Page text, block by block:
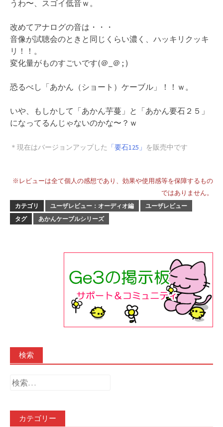
うわ〜、スゴイ低音ｗ。
改めてアナログの音は・・・
音像が試聴会のときと同じくらい濃く、ハッキリクッキ
リ！！。
変化量がものすごいです(＠_＠ ; )
恐るべし「あかん（ショート）ケーブル」！！ｗ。
いや、もしかして「あかん芋蔓」と「あかん要石２５」
になってるんじゃないのかな〜？ｗ
＊現在はバージョンアップした 「要石125」 を販売中です
※レビューは全て個人の感想であり、効果や使用感等を保障するもの
ではありません。
カテゴリ ユーザレビュー：オーディオ編
ユーザレビュー
タグ
あかんケーブルシリーズ
検索
検
カテゴリー